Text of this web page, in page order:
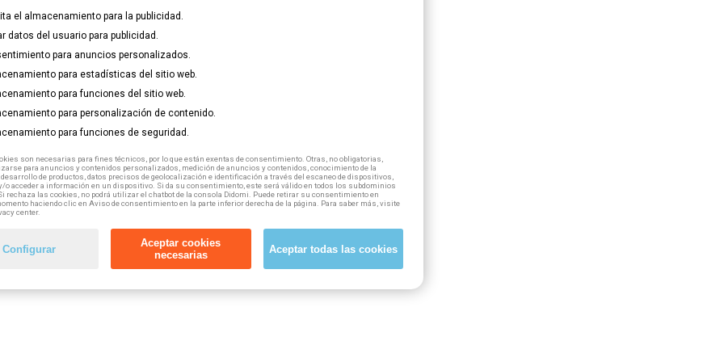
el almacenamiento para la publicidad.
datos del usuario para publicidad.
para anuncios personalizados.
para estadísticas del sitio web.
para funciones del sitio web.
para personalización de contenido.
para funciones de seguridad.
son necesarias para fines técnicos, por lo que están exentas de consentimiento. Otras, no obligatorias,
para anuncios y contenidos personalizados, medición de anuncios y contenidos, conocimiento de la
de productos, datos precisos de geolocalización e identificación a través del escaneo de dispositivos,
o acceder a información en un dispositivo. Si da su consentimiento, este será válido en todos los subdominios
rechaza las cookies, no podrá utilizar el chatbot de la consola Didomi. Puede retirar su consentimiento en
haciendo clic en Aviso de consentimiento en la parte inferior derecha de la página. Para saber más, visite
center.
Configurar
Aceptar cookies
necesarias
Aceptar todas las cookies